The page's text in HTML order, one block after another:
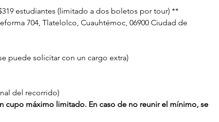
estudiantes (limitado a dos boletos por tour) **
704, Tlatelolco, Cuauhtémoc, 06900 Ciudad de
puede solicitar con un cargo extra)
del recorrido)
cupo máximo limitado. En caso de no reunir el mínimo, se